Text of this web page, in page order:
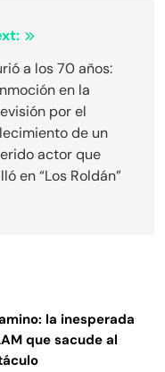
a los 70 años:
en la
por el
de un
actor que
en “Los Roldán”
la inesperada
que sacude al